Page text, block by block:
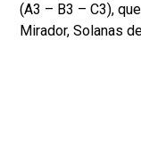
(A3 – B3 – C3),
Mirador, Solanas